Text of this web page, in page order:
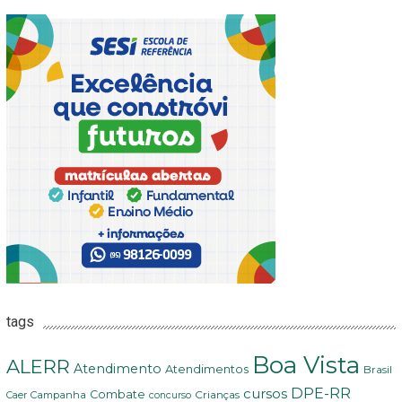
tags
ALERR Atendimento Atendimentos Boa Vista Brasil
Caer Campanha Combate concurso Crianças cursos DPE-RR